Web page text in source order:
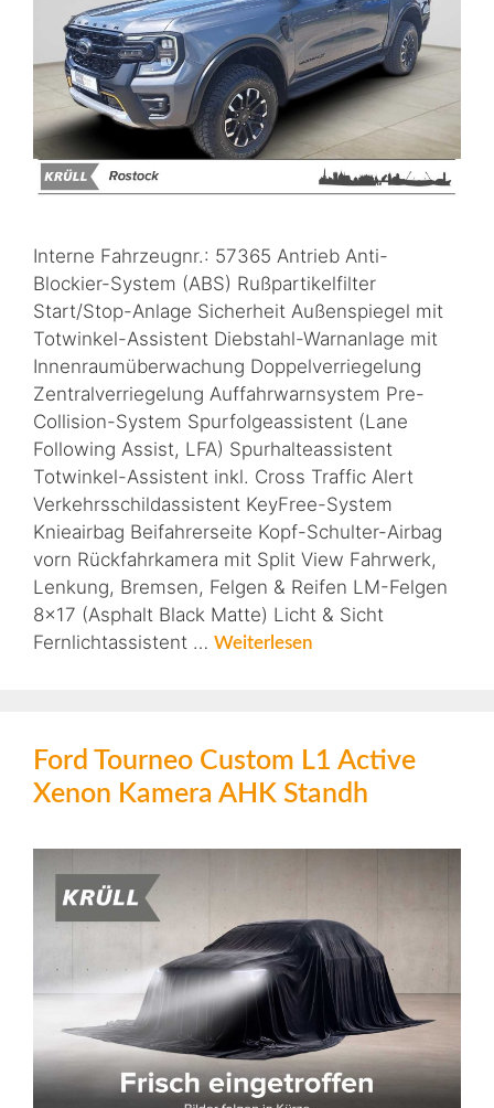
Interne Fahrzeugnr.: 57365 Antrieb Anti-
Blockier-System (ABS) Rußpartikelfilter
Start/Stop-Anlage Sicherheit Außenspiegel mit
Totwinkel-Assistent Diebstahl-Warnanlage mit
Innenraumüberwachung Doppelverriegelung
Zentralverriegelung Auffahrwarnsystem Pre-
Collision-System Spurfolgeassistent (Lane
Following Assist, LFA) Spurhalteassistent
Totwinkel-Assistent inkl. Cross Traffic Alert
Verkehrsschildassistent KeyFree-System
Knieairbag Beifahrerseite Kopf-Schulter-Airbag
vorn Rückfahrkamera mit Split View Fahrwerk,
Lenkung, Bremsen, Felgen & Reifen LM-Felgen
8×17 (Asphalt Black Matte) Licht & Sicht
Fernlichtassistent … Weiterlesen
Ford Tourneo Custom L1 Active
Xenon Kamera AHK Standh